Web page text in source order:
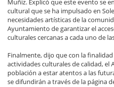
Muñiz. Explicó que este evento se
cultural que se ha impulsado en
necesidades artísticas de la
Ayuntamiento de garantizar el
culturales cercanas a cada uno de
Finalmente, dijo que con la
actividades culturales de calidad,
población a estar atentos a las
se difundirán a través de la página